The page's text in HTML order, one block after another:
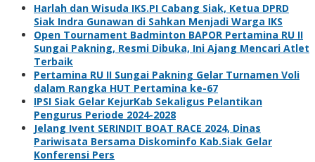
Harlah dan Wisuda IKS.PI Cabang Siak, Ketua DPRD
Siak Indra Gunawan di Sahkan Menjadi Warga IKS
Open Tournament Badminton BAPOR Pertamina RU II
Sungai Pakning, Resmi Dibuka, Ini Ajang Mencari Atlet
Terbaik
Pertamina RU II Sungai Pakning Gelar Turnamen Voli
dalam Rangka HUT Pertamina ke-67
IPSI Siak Gelar KejurKab Sekaligus Pelantikan
Pengurus Periode 2024-2028
Jelang Ivent SERINDIT BOAT RACE 2024, Dinas
Pariwisata Bersama Diskominfo Kab.Siak Gelar
Konferensi Pers